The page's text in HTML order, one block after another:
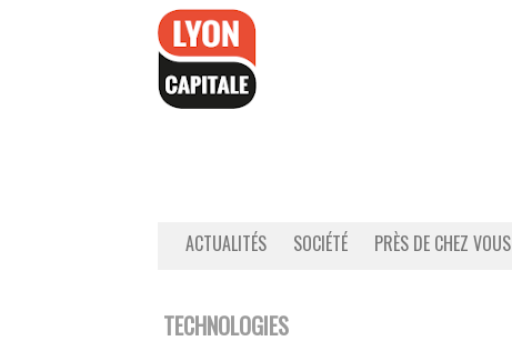
ACTUALITÉS SOCIÉTÉ PRÈS DE CHEZ VOUS
TECHNOLOGIES